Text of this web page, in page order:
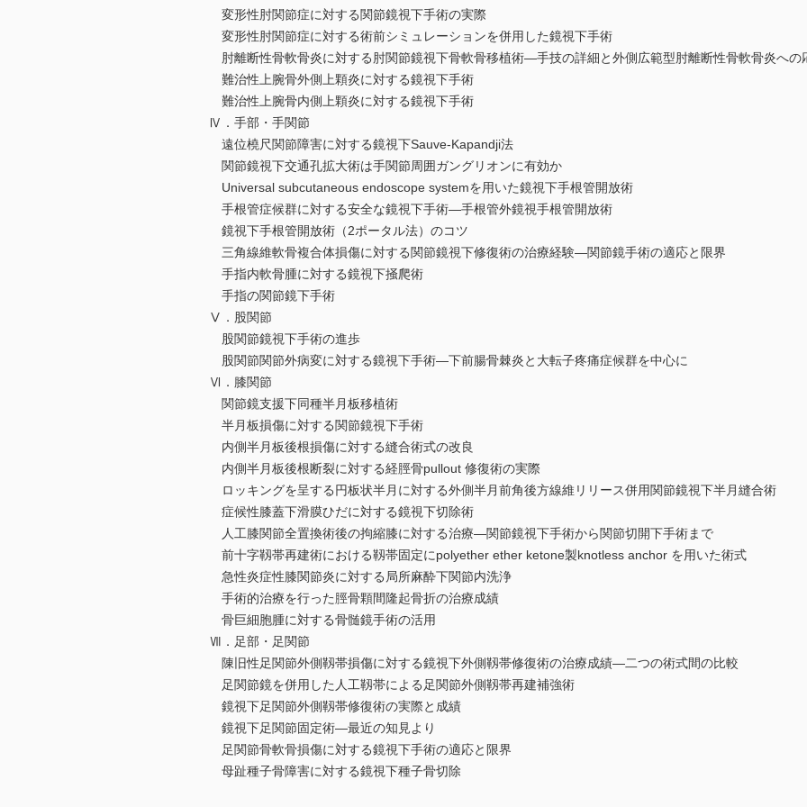
変形性肘関節症に対する関節鏡視下手術の実際
変形性肘関節症に対する術前シミュレーションを併用した鏡視下手術
肘離断性骨軟骨炎に対する肘関節鏡視下骨軟骨移植術―手技の詳細と外側広範型肘離断性骨軟骨炎への
難治性上腕骨外側上顆炎に対する鏡視下手術
難治性上腕骨内側上顆炎に対する鏡視下手術
Ⅳ．手部・手関節
遠位橈尺関節障害に対する鏡視下Sauve-Kapandji法
関節鏡視下交通孔拡大術は手関節周囲ガングリオンに有効か
Universal subcutaneous endoscope systemを用いた鏡視下手根管開放術
手根管症候群に対する安全な鏡視下手術―手根管外鏡視手根管開放術
鏡視下手根管開放術（2ポータル法）のコツ
三角線維軟骨複合体損傷に対する関節鏡視下修復術の治療経験―関節鏡手術の適応と限界
手指内軟骨腫に対する鏡視下掻爬術
手指の関節鏡下手術
Ⅴ．股関節
股関節鏡視下手術の進歩
股関節関節外病変に対する鏡視下手術―下前腸骨棘炎と大転子疼痛症候群を中心に
Ⅵ．膝関節
関節鏡支援下同種半月板移植術
半月板損傷に対する関節鏡視下手術
内側半月板後根損傷に対する縫合術式の改良
内側半月板後根断裂に対する経脛骨pullout 修復術の実際
ロッキングを呈する円板状半月に対する外側半月前角後方線維リリース併用関節鏡視下半月縫合術
症候性膝蓋下滑膜ひだに対する鏡視下切除術
人工膝関節全置換術後の拘縮膝に対する治療―関節鏡視下手術から関節切開下手術まで
前十字靱帯再建術における靱帯固定にpolyether ether ketone製knotless anchor を用いた術式
急性炎症性膝関節炎に対する局所麻酔下関節内洗浄
手術的治療を行った脛骨顆間隆起骨折の治療成績
骨巨細胞腫に対する骨髄鏡手術の活用
Ⅶ．足部・足関節
陳旧性足関節外側靱帯損傷に対する鏡視下外側靱帯修復術の治療成績―二つの術式間の比較
足関節鏡を併用した人工靱帯による足関節外側靱帯再建補強術
鏡視下足関節外側靱帯修復術の実際と成績
鏡視下足関節固定術―最近の知見より
足関節骨軟骨損傷に対する鏡視下手術の適応と限界
母趾種子骨障害に対する鏡視下種子骨切除